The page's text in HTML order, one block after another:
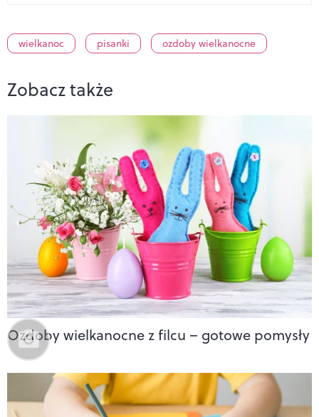
wielkanoc pisanki ozdoby wielkanocne
Zobacz także
Ozdoby wielkanocne z filcu – gotowe pomysły